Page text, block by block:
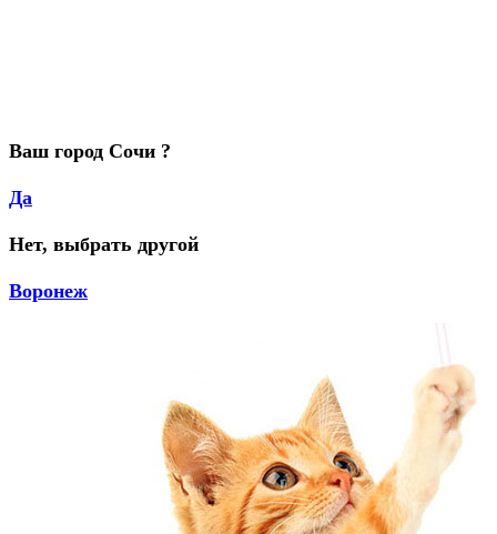
Ваш город Сочи ?
Да
Нет, выбрать другой
Воронеж